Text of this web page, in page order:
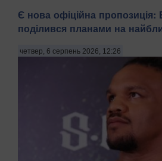
Є нова офіційна
поділився планами на
четвер, 6 серпень 2026, 12:26